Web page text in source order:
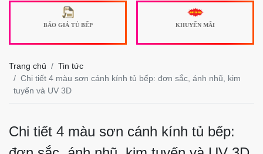
BÁO GIÁ TỦ BẾP KHUYẾN MÃI
Trang chủ
Tin tức
Chi tiết 4 màu sơn cánh kính tủ bếp: đơn sắc, ánh nhũ, kim
tuyến và UV 3D
Chi tiết 4 màu sơn cánh kính tủ bếp: